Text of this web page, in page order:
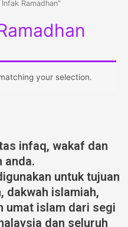
Ramadhan”
your selection.
infaq, wakaf dan
anda.
untuk tujuan
dakwah islamiah,
umat islam dari segi
dan seluruh